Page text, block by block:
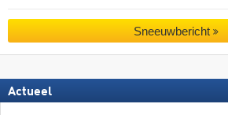
Sneeuwbericht
Actueel